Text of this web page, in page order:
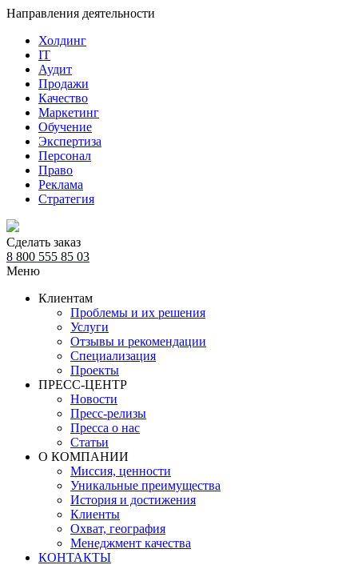
Направления деятельности
Холдинг
IT
Аудит
Продажи
Качество
Маркетинг
Обучение
Экспертиза
Персонал
Право
Реклама
Стратегия
Сделать заказ
8 800 555 85 03
Меню
Клиентам
Проблемы и их решения
Услуги
Отзывы и рекомендации
Специализация
Проекты
ПРЕСС-ЦЕНТР
Новости
Пресс-релизы
Пресса о нас
Статьи
О КОМПАНИИ
Миссия, ценности
Уникальные преимущества
История и достижения
Клиенты
Охват, география
Менеджмент качества
КОНТАКТЫ